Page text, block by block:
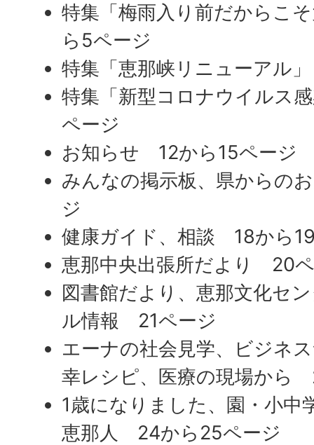
特集「梅雨入り前だからこ
ら5ページ
特集「恵那峡リニューアル
特集「新型コロナウイルス
ページ
お知らせ 12から15ページ
みんなの掲示板、県からの
ジ
健康ガイド、相談 18から
恵那中央出張所だより 20
図書館だより、恵那文化セ
ル情報 21ページ
エーナの社会見学、ビジネ
幸レシピ、医療の現場から
1歳になりました、園・小中
恵那人 24から25ページ